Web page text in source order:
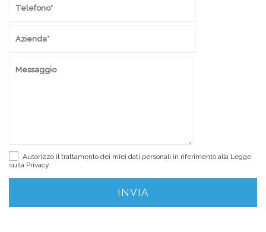
Autorizzo il trattamento dei miei dati personali in riferimento alla Legge
sulla Privacy